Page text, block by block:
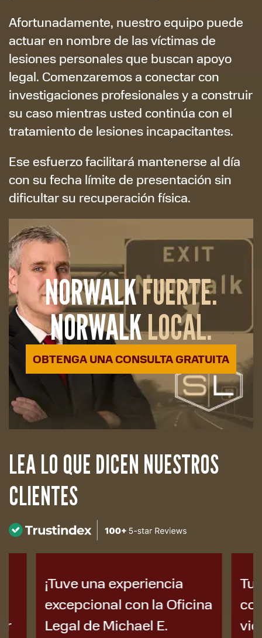
Afortunadamente, nuestro equipo puede
actuar en nombre de las víctimas de
lesiones personales que buscan apoyo
legal. Comenzaremos a conectar con
investigaciones profesionales y a construir
su caso mientras usted continúa con el
tratamiento de lesiones incapacitantes.
Ese esfuerzo facilitará mantenerse al día
con su fecha límite de presentación sin
dificultar su recuperación física.
NORWALKFUERTE.
NORWALKLOCAL.
OBTENGA UNA CONSULTA GRATUITA
LEA LO QUE DICEN NUESTROS
CLIENTES
¡Tuve una experiencia
excepcional con la Oficina
Legal de Michael E.
Tuve
vida